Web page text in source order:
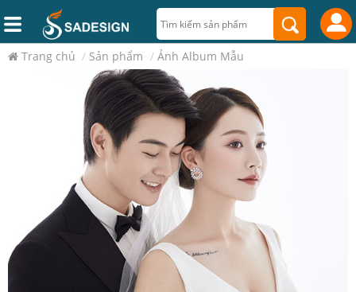
Trang chủ / Sản phẩm / Ảnh Album Mẫu